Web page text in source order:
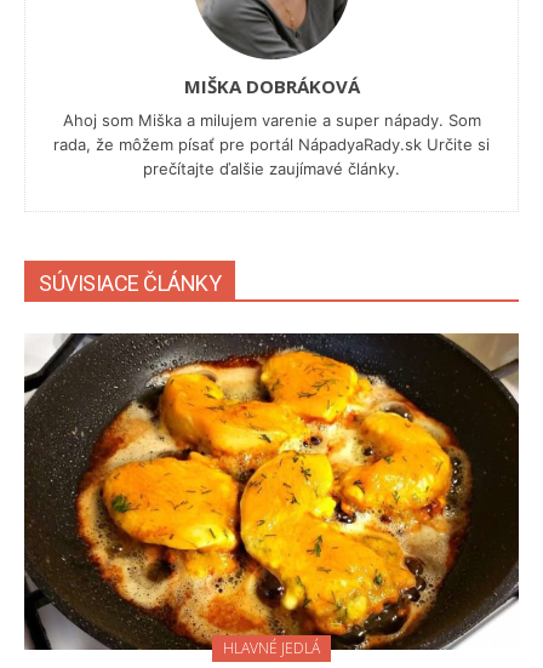
MIŠKA DOBRÁKOVÁ
Ahoj som Miška a milujem varenie a super nápady. Som
rada, že môžem písať pre portál NápadyaRady.sk Určite si
prečítajte ďalšie zaujímavé články.
SÚVISIACE ČLÁNKY
HLAVNÉ JEDLÁ